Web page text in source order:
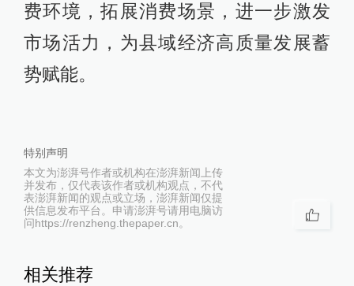
费环境，拓展消费场景，进一步激发
市场活力，为县域经济高质量发展蓄
势赋能。
特别声明
本文为澎湃号作者或机构在澎湃新闻上传
并发布，仅代表该作者或机构观点，不代
表澎湃新闻的观点或立场，澎湃新闻仅提
供信息发布平台。申请澎湃号请用电脑访
问https://renzheng.thepaper.cn。
相关推荐